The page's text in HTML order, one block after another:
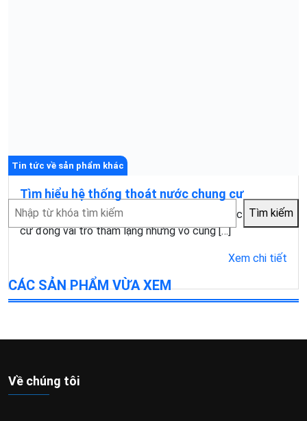
Tin tức về sản phẩm khác
Tìm hiểu hệ thống thoát nước chung cư
Tại các tòa nhà cao tầng, hệ thống thoát nước chung
cư đóng vai trò thầm lặng nhưng vô cùng […]
Xem chi tiết
Tìm
kiếm
Tìm kiếm
CÁC SẢN PHẨM VỪA XEM
Về chúng tôi